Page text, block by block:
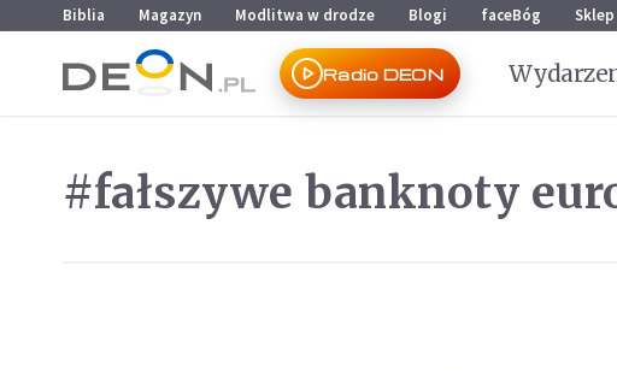
Przejdź do menu głównego
Przejdź do treści
Biblia Magazyn Modlitwa w drodze Blogi faceBóg Sklep
Radio DEON
#fałszywe banknoty